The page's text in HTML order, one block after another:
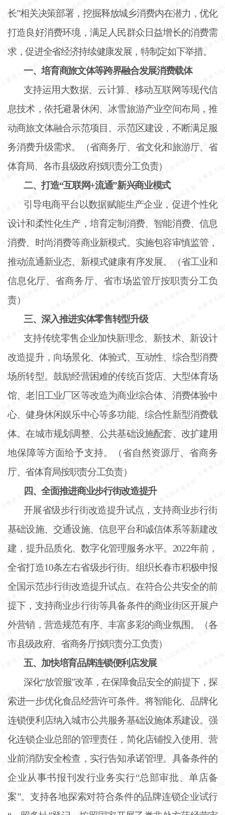
长”相关决策部署，挖掘释放城乡消费内在潜力，优化
打造良好消费环境，满足人民群众日益增长的消费需
求，促进全省经济持续健康发展，特制定如下举措。
一、培育商旅文体等跨界融合发展消费载体
支持运用大数据、云计算、移动互联网等现代信
息技术，依托避暑休闲、冰雪旅游产业空间布局，推
动商旅文体融合示范项目、示范区建设，不断满足服
务消费升级需求。（省商务厅、省文化和旅游厅、省
体育局、各市县级政府按职责分工负责）
二、打造“互联网+流通”新兴商业模式
引导电商平台以数据赋能生产企业，促进个性化
设计和柔性化生产，培育定制消费、智能消费、信息
消费、时尚消费等商业新模式。实施包容审慎监管，
推动流通新业态、新模式健康有序发展。（省工业和
信息化厅、省商务厅、省市场监管厅按职责分工负
责）
三、深入推进实体零售转型升级
支持传统零售企业加快新理念、新技术、新设计
改造提升，向场景化、体验式、互动性、综合型消费
场所转型。鼓励经营困难的传统百货店、大型体育场
馆、老旧工业厂区等改造为商业综合体、消费体验中
心、健身休闲娱乐中心等多功能、综合性新型消费载
体。在城市规划调整、公共基础设施配套、改扩建用
地保障等方面给予支持。（省自然资源厅、省商务
厅、省体育局按职责分工负责）
四、全面推进商业步行街改造提升
开展省级步行街改造提升试点，支持商业步行街
基础设施、交通设施、信息平台和诚信体系等新建改
建，提升品质化、数字化管理服务水平。 2022年前，
全省打造10条左右省级步行街。组织长春市积极申报
全国示范步行街改造提升试点。在符合公共安全的前
提下，支持商业步行街等具备条件的商业街区开展户
外营销，营造规范有序、丰富多彩的商业氛围。（各
市县级政府、省商务厅按职责分工负责）
五、加快培育品牌连锁便利店发展
深化“放管服”改革，在保障食品安全的前提下，探
索进一步优化食品经营许可条件。将智能化、品牌化
连锁便利店纳入城市公共服务基础设施体系建设。强
化连锁企业总部的管理责任，简化店铺投入使用、营
业前消防安全检查，实行告知承诺管理。具备条件的
企业从事书报刊发行业务实行“总部审批、单店备
案”。支持各地探索对符合条件的品牌连锁企业试行